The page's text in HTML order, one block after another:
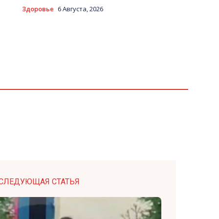
Здоровье 6 Августа, 2026
СТАТЬЯ